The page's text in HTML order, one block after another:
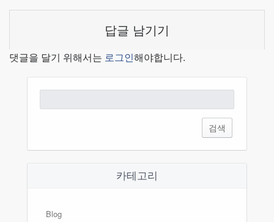
답글 남기기
댓글을 달기 위해서는 로그인해야합니다.
색:
카테고리
Blog